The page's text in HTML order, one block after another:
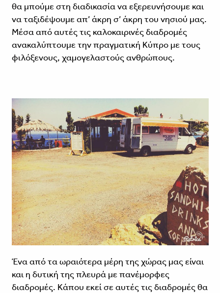
θα μπούμε στη διαδικασία να εξερευνήσουμε και
να ταξιδέψουμε απ’ άκρη σ’ άκρη του νησιού μας.
Μέσα από αυτές τις καλοκαιρινές διαδρομές
ανακαλύπτουμε την πραγματική Κύπρο με τους
φιλόξενους, χαμογελαστούς ανθρώπους.
Ένα από τα ωραιότερα μέρη της χώρας μας είναι
και η δυτική της πλευρά με πανέμορφες
διαδρομές. Κάπου εκεί σε αυτές τις διαδρομές θα